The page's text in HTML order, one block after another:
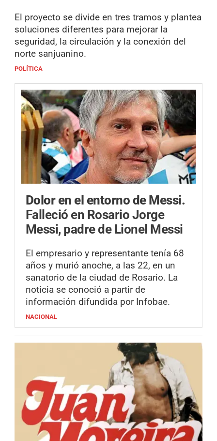
El proyecto se divide en tres tramos y plantea
soluciones diferentes para mejorar la
seguridad, la circulación y la conexión del
norte sanjuanino.
POLÍTICA
Dolor en el entorno de Messi.
Falleció en Rosario Jorge
Messi, padre de Lionel Messi
El empresario y representante tenía 68
años y murió anoche, a las 22, en un
sanatorio de la ciudad de Rosario. La
noticia se conoció a partir de
información difundida por Infobae.
NACIONAL